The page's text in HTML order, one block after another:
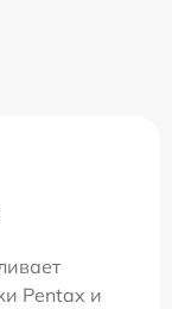
Pentax и